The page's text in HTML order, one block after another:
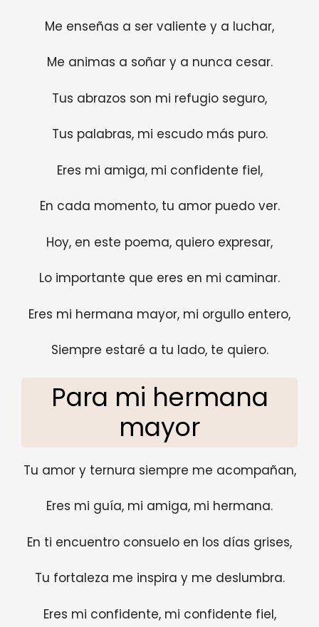
Me enseñas a ser valiente y a luchar,
Me animas a soñar y a nunca cesar.
Tus abrazos son mi refugio seguro,
Tus palabras, mi escudo más puro.
Eres mi amiga, mi confidente fiel,
En cada momento, tu amor puedo ver.
Hoy, en este poema, quiero expresar,
Lo importante que eres en mi caminar.
Eres mi hermana mayor, mi orgullo entero,
Siempre estaré a tu lado, te quiero.
Para mi hermana
mayor
Tu amor y ternura siempre me acompañan,
Eres mi guía, mi amiga, mi hermana.
En ti encuentro consuelo en los días grises,
Tu fortaleza me inspira y me deslumbra.
Eres mi confidente, mi confidente fiel,